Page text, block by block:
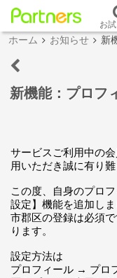
お
ホーム お知らせ 新
新機能：プロフ
サービスご利用中の
用いただき誠に有り
この度、自身のプロ
設定】機能を追加しま
市郡区の登録は必須
ります。
設定方法は
プロフィール → プロ